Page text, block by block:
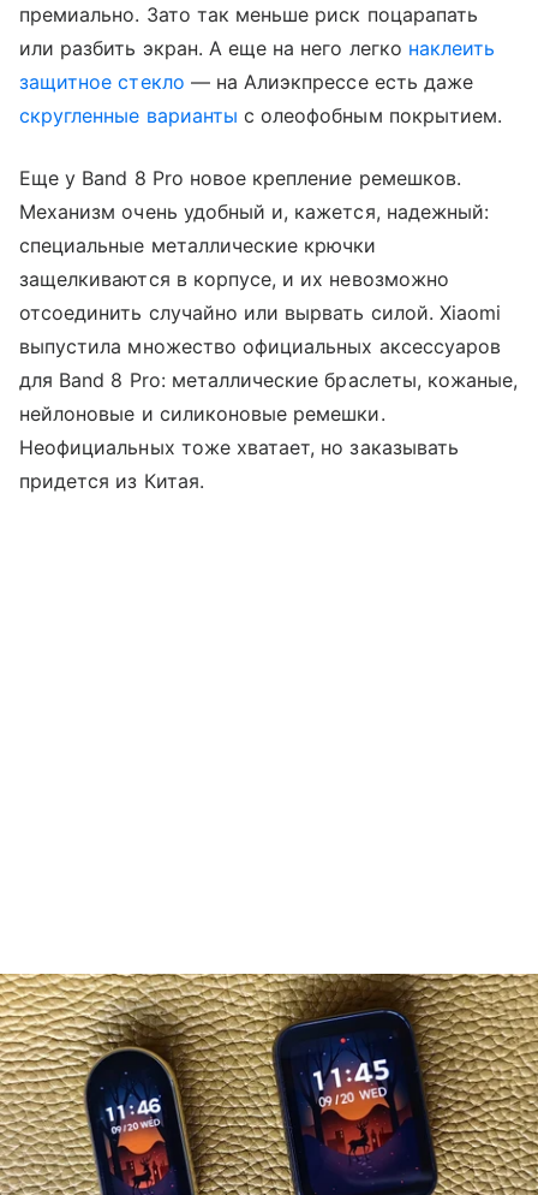
премиально. Зато так меньше риск поцарапать
или разбить экран. А еще на него легко наклеить
защитное стекло — на Алиэкпрессе есть даже
скругленные варианты с олеофобным покрытием.
Еще у Band 8 Pro новое крепление ремешков.
Механизм очень удобный и, кажется, надежный:
специальные металлические крючки
защелкиваются в корпусе, и их невозможно
отсоединить случайно или вырвать силой. Xiaomi
выпустила множество официальных аксессуаров
для Band 8 Pro: металлические браслеты, кожаные,
нейлоновые и силиконовые ремешки.
Неофициальных тоже хватает, но заказывать
придется из Китая.